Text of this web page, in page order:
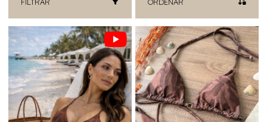
FILTRAR ORDENAR